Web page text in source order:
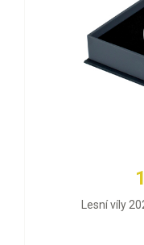
Lesní víly